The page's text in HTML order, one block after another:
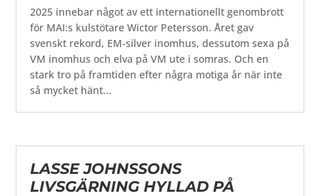
2025 innebar något av ett internationellt genombrott
för MAI:s kulstötare Wictor Petersson. Året gav
svenskt rekord, EM-silver inomhus, dessutom sexa på
VM inomhus och elva på VM ute i somras. Och en
stark tro på framtiden efter några motiga år när inte
så mycket hänt...
LASSE JOHNSSONS
LIVSGÄRNING HYLLAD PÅ